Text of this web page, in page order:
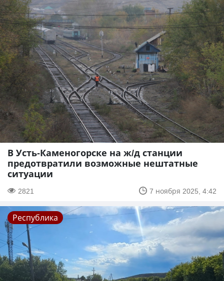
В Усть-Каменогорске на ж/д станции
предотвратили возможные нештатные
ситуации
2821 7 ноября 2025, 4:42
Республика